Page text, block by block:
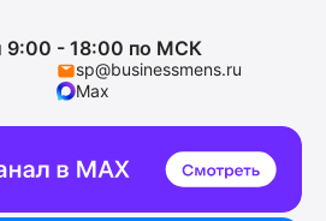
9:00 - 18:00 по МСК
sp@businessmens.ru
Max